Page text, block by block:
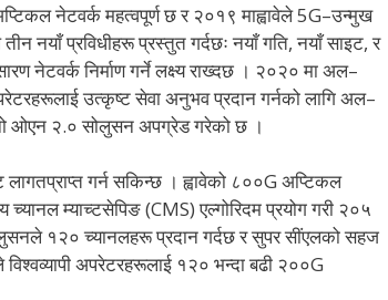
नेटवर्क महत्वपूर्ण छ र २०१९ माह्वावेले 5G–उन्मुख
नयाँ प्रविधीहरू प्रस्तुत गर्दछः नयाँ गति, नयाँ साइट, र
नेटवर्क निर्माण गर्ने लक्ष्य राख्दछ । २०२० मा अल–
उत्कृष्ट सेवा अनुभव प्रदान गर्नको लागि अल–
ओएन २.० सोलुसन अपग्रेड गरेको छ ।
लागतप्राप्त गर्न सकिन्छ । ह्वावेको ८००G अप्टिकल
म्याच्टसेपिङ (CMS) एल्गोरिदम प्रयोग गरी २०५
१२० च्यानलहरू प्रदान गर्दछ र सुपर सींएलको सहज
अपरेटरहरूलाई १२० भन्दा बढी २००G